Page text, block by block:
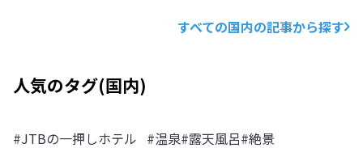
すべての国内の記事から探す
人気のタグ(国内)
#JTBの一押しホテル #温泉#露天風呂#絶景